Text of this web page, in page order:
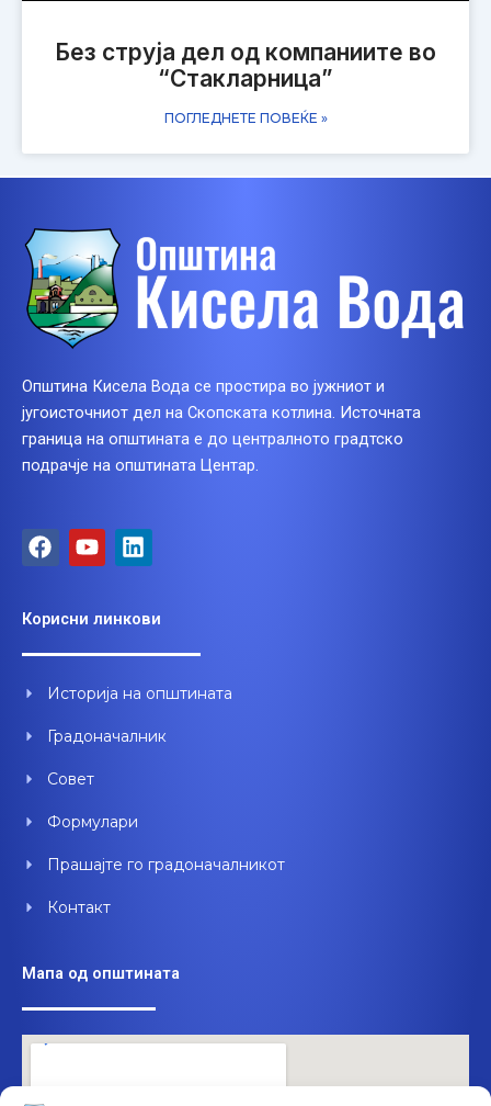
Без струја дел од компаниите во
“Стакларница”
ПОГЛЕДНЕТЕ ПОВЕЌЕ »
Општина Кисела Вода се простира во јужниот и
југоисточниот дел на Скопската котлина. Источната
граница на општината е до централното градтско
подрачје на општината Центар.
F
a
b
o
k
Y
o
u
b
L
i
e
d
n
Корисни линкови
Историја на општината
Градоначалник
Совет
Формулари
Прашајте го градоначалникот
Контакт
Мапа од општината